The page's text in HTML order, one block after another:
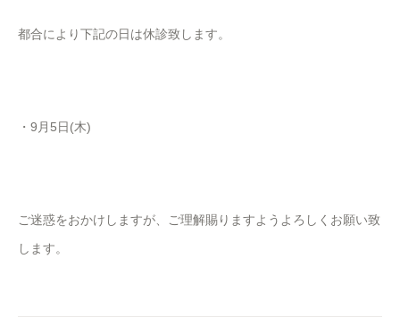
都合により下記の日は休診致します。
・9月5日(木)
ご迷惑をおかけしますが、ご理解賜りますようよろしくお願い致
します。